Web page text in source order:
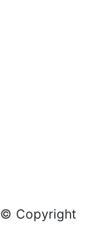
© Copyright